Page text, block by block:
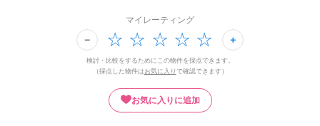
マイレーティング
検討・比較をするためにこの物件を採点できます。
（採点した物件は お気に入り で確認できます）
お気に入りに追加